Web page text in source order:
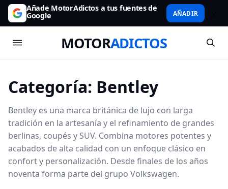
Añade MotorAdictos a tus fuentes de
Google AÑADIR
MOTORADICTOS
Categoría: Bentley
Bentley es una marca británica de lujo con larga
tradición en la artesanía y el refinamiento de grandes
berlinas, coupés y SUV. Combina motores potentes y
acabados de alta calidad con un enfoque clásico en
confort y personalización. Desde finales de los años
noventa forma parte del grupo Volkswagen.